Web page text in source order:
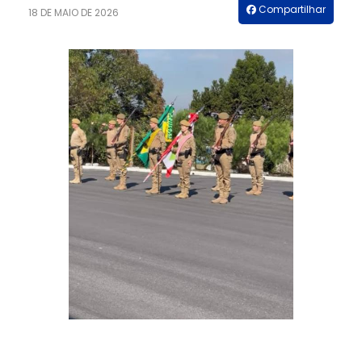
18 DE MAIO DE 2026 Compartilhar